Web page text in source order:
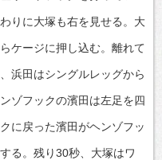
りに大塚も右を見せる。大
ケージに押し込む。離れて
浜田はシングルレッグから
ゾフックの濱田は左足を四
に戻った濱田がヘンゾフッ
る。残り30秒、大塚はワ